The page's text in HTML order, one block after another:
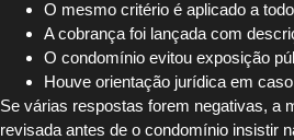
O mesmo critério é aplicado a
A cobrança foi lançada com
O condomínio evitou exposição
Houve orientação jurídica em
Se várias respostas forem negativas, a
revisada antes de o condomínio insistir